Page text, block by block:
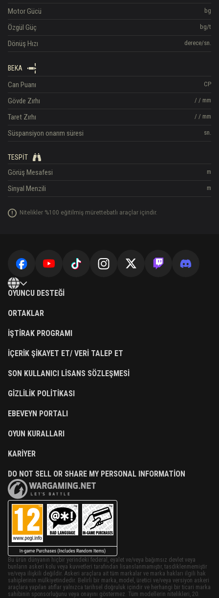
bg
Motor Gücü
bg/t
Özgül Güç
derece/sn.
Dönüş Hızı
BEKA
CP
Can Puanı
/ / mm
Gövde Zırhı
/ / mm
Taret Zırhı
sn.
Süspansiyon onarım süresi
TESPIT
m
Görüş Mesafesi
m
Sinyal Menzili
Nitelikler %100 eğitilmiş mürettebatlı araçlar içindir.
OYUNCU DESTEĞI
ORTAKLAR
İŞTIRAK PROGRAMI
İÇERIK ŞIKAYET ET/ VERI TALEP ET
SON KULLANICI LISANS SÖZLEŞMESI
GIZLILIK POLITIKASI
EBEVEYN PORTALI
OYUN KURALLARI
KARIYER
DO NOT SELL OR SHARE MY PERSONAL INFORMATION
Bu ürün dünyanın hiçbir yerindeki federal, eyalet ve/veya bağımsız devlet veya
bunların askeri kolu veya kuvvetleri tarafından lisanslanmamıştır, tasdiklenmemiştir
ve/veya ilişkili değildir. Askeri araçlara ait tüm markalar ve marka hakları ilgili hak
sahiplerinin mülkiyetindedir. Belirli bir marka, model, üretici ve/veya versiyon askeri
araçlara yapılan atıflar yalnızca tarihsel doğruluk içindir ve herhangi bir ticari marka
sahibinin sponsorluğunu veya onayını göstermez. Tüm modellerin nitelikleri, 20.